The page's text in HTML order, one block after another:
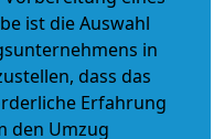
ist die Auswahl
in
dass das
Erfahrung
den Umzug